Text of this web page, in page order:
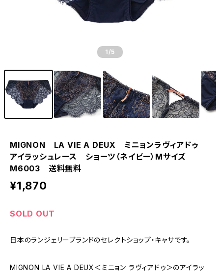
1 /5
MIGNON LA VIE A DEUX ミニョンラヴィアドゥ
アイラッシュレース ショーツ（ネイビー）Mサイズ
M6003 送料無料
¥1,870
SOLD OUT
日本のランジェリーブランドのセレクトショップ・キャサです。
MIGNON LA VIE A DEUX＜ミニョン ラヴィアドゥ＞のアイラッ